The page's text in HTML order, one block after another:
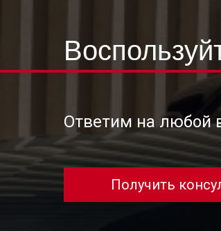
Ответим на любой
Получить